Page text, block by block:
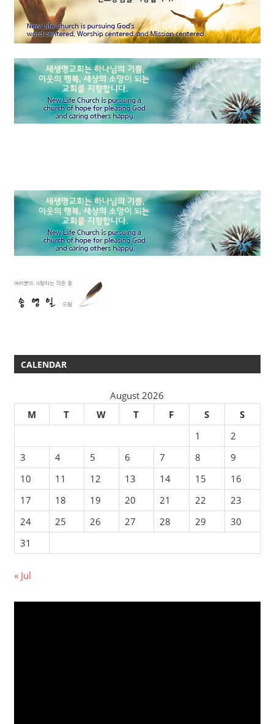
우리의 중심을 보시는 하나님
소그룹 나눔
성경적 결혼관
믿음, 소망, 사랑
CALENDAR
August 2026
M
T W T F S
S
1
2
3
4 5 6 7 8
9
10
11 12 13 14 15
16
17
18 19 20 21 22
23
24
25 26 27 28 29
30
31
« Jul